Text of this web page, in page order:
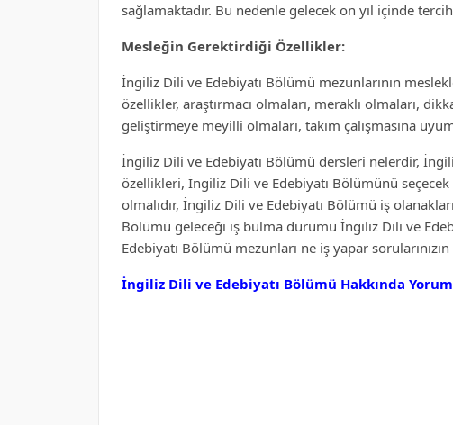
sağlamaktadır. Bu nedenle gelecek on yıl içinde
Mesleğin Gerektirdiği Özellikler:
İngiliz Dili ve Edebiyatı Bölümü mezunlarının
özellikler, araştırmacı olmaları, meraklı olmaları,
geliştirmeye meyilli olmaları, takım çalışmasına
İngiliz Dili ve Edebiyatı Bölümü dersleri nelerdir,
özellikleri, İngiliz Dili ve Edebiyatı Bölümünü
olmalıdır, İngiliz Dili ve Edebiyatı Bölümü iş
Bölümü geleceği iş bulma durumu İngiliz Dili ve
Edebiyatı Bölümü mezunları ne iş yapar
İngiliz Dili ve Edebiyatı Bölümü Hakkında